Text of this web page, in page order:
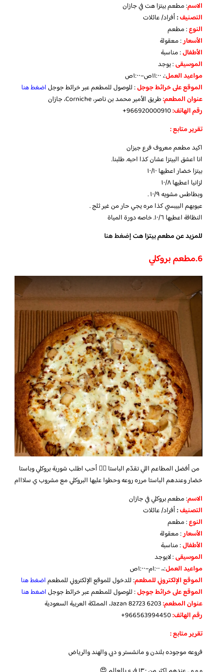
الاسم: مطعم بيتزا هت في جازان
التصنيف:أفراد/ عائلات
النوع: مطعم
الأسعار: معقولة
الأطفال: مناسبة
الموسيقى: يوجد
مواعيدالعمل:، ١١:٠٠ص–١:٠٠ص
الموقععلىخرائطجوجل: للوصول للمطعم عبر خرائط جوجلاضغط هنا
عنوان المطعم:طريق الأمير محمد بن ناصر، Corniche، جازان
رقم الهاتف:
تقرير متابع :
اكيد مطعم معروف فرع جيزان
انا اعشق البيتزا عشان كذا احبه. طلبنا.
بيتزا خضار اعطيها ١٠/١٠
لزانيا اعطيها ١٠/٨
وبطاطس مشويه ١٠/٩ .
عيوبهم البيبسي كذا مره يجي حار من غير ثلج .
النظافة اعطيها ١٠/٦. خاصه دورة المياة
للمزيد عن مطعم بيتزا هتإضغط هنا
6.مطعم بروكلي
من أفضل المطاعم اللي تقدّم الباستا 👍🏼 أحب اطلب شوربة بروكلي وباستا
خضار وعندهم الباستا مرره روعه وحطوا عليها البروكلي مع مشروب ي سلااام
الاسم: مطعم بروكلي في جازان
التصنيف:أفراد/ عائلات
النوع: مطعم
الأسعار: معقولة
الأطفال: مناسبة
الموسيقى: لايوجد
مواعيدالعمل:،، ١:٠٠م–١:٠٠ص
الموقعالإلكترونيللمطعم: للدخول للموقع الإلكتروني للمطعماضغط هنا
الموقععلىخرائطجوجل: للوصول للمطعم عبر خرائط جوجلاضغط هنا
عنوان المطعم:
رقم الهاتف:
تقرير متابع :
فروعه موجوده بلندن و مانشستر و دبي والهند والرياض